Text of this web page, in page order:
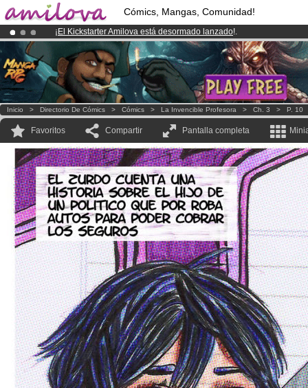
Cómics, Mangas, Comunidad!
¡ El Kickstarter Amilova está desormado lanzado!.
¡Ya tenemos 100000miembrosy 1000Cómics y Mangas!.
¡Conviertete en Premium por3.95 euros al mes!Hazte Premium ya
Inicio > Directorio De Cómics > Cómics > La Invencible Profesora > Ch. 3 > P. 10
Favoritos Compartir Pantalla completa